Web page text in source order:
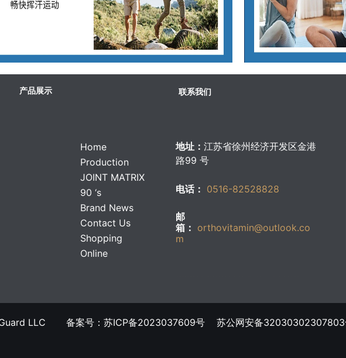
产品展示 联系我们
Home
Production
JOINT MATRIX
90 ‘s
Brand News
Contact Us
Shopping
Online
地址： 江苏省徐州经济开发区金港
路99 号
电话： 0516-82528828
邮
箱： orthovitamin@outlook.co
m
LLC 备案号：苏ICP备2023037609号 苏公网安备